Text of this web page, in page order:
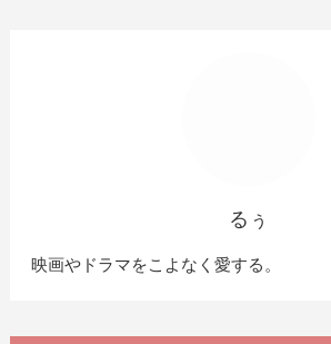
るぅ
映画やドラマをこよなく愛する。